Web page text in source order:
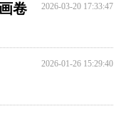
卷 2026-03-20 17:33:47
2026-01-26 15:29:40